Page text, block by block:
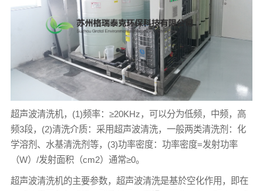
超声波清洗机，(1)频率：≥20KHz，可以分为低频，中频，高
频3段，(2)清洗介质：采用超声波清洗，一般两类清洗剂：化
学溶剂、水基清洗剂等，(3)功率密度：功率密度=发射功率
（W）/发射面积（cm2）通常≥0。
超声波清洗机的主要参数，超声波清洗是基於空化作用，即在